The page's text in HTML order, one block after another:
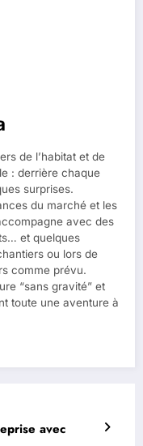
de l’habitat et de
: derrière chaque
surprises.
du marché et les
avec des
et quelques
ou lors de
comme prévu.
“sans gravité” et
toute une aventure à
avec